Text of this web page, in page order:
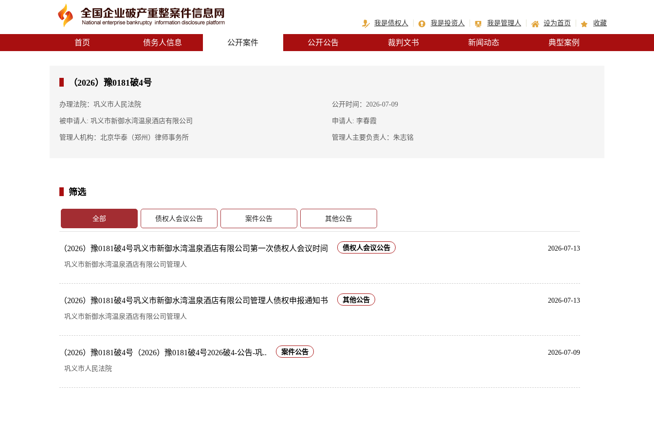
我是债权人 我是投资人 我是管理人 设为首页 收藏
首页 债务人信息 公开案件 公开公告 裁判文书 新闻动态 典型案例
（2026）豫0181破4号
办理法院：巩义市人民法院 公开时间：2026-07-09
被申请人: 巩义市新御水湾温泉酒店有限公司 申请人: 李春霞
管理人机构：北京华泰（郑州）律师事务所 管理人主要负责人：朱志铭
筛选
全部 债权人会议公告 案件公告 其他公告
（2026）豫0181破4号巩义市新御水湾温泉酒店有限公司第一次债权人会议时间 债权人会议公告 2026-07-13
巩义市新御水湾温泉酒店有限公司管理人
（2026）豫0181破4号巩义市新御水湾温泉酒店有限公司管理人债权申报通知书 其他公告 2026-07-13
巩义市新御水湾温泉酒店有限公司管理人
（2026）豫0181破4号（2026）豫0181破4号2026破4-公告-巩.. 案件公告 2026-07-09
巩义市人民法院